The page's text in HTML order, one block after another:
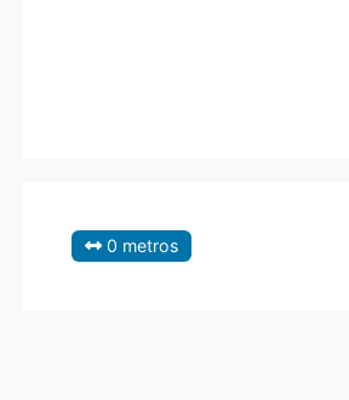
0 metros